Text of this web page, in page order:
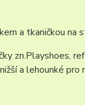
a tkaničkou na
zn.Playshoes,
a lehounké pro